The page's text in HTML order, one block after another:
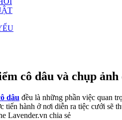
cô dâu và chụp
dâu đều là những phần việc quan
tiến hành ở nơi diễn ra tiệc cưới sẽ
Lavender.vn chia sẻ